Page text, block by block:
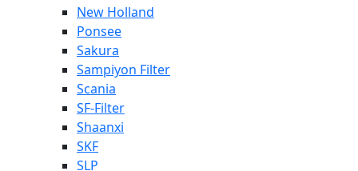
New Holland
Ponsee
Sakura
Sampiyon Filter
Scania
SF-Filter
Shaanxi
SKF
SLP